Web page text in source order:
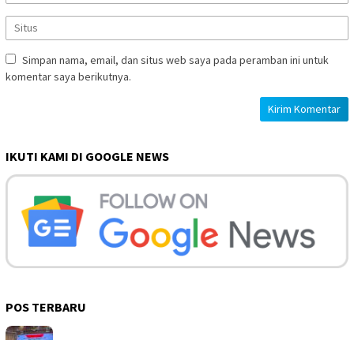
Simpan nama, email, dan situs web saya pada peramban ini untuk
komentar saya berikutnya.
IKUTI KAMI DI GOOGLE NEWS
POS TERBARU